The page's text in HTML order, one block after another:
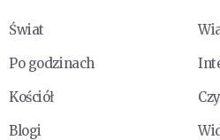
Świat
Po godzinach
Kościół
Blogi